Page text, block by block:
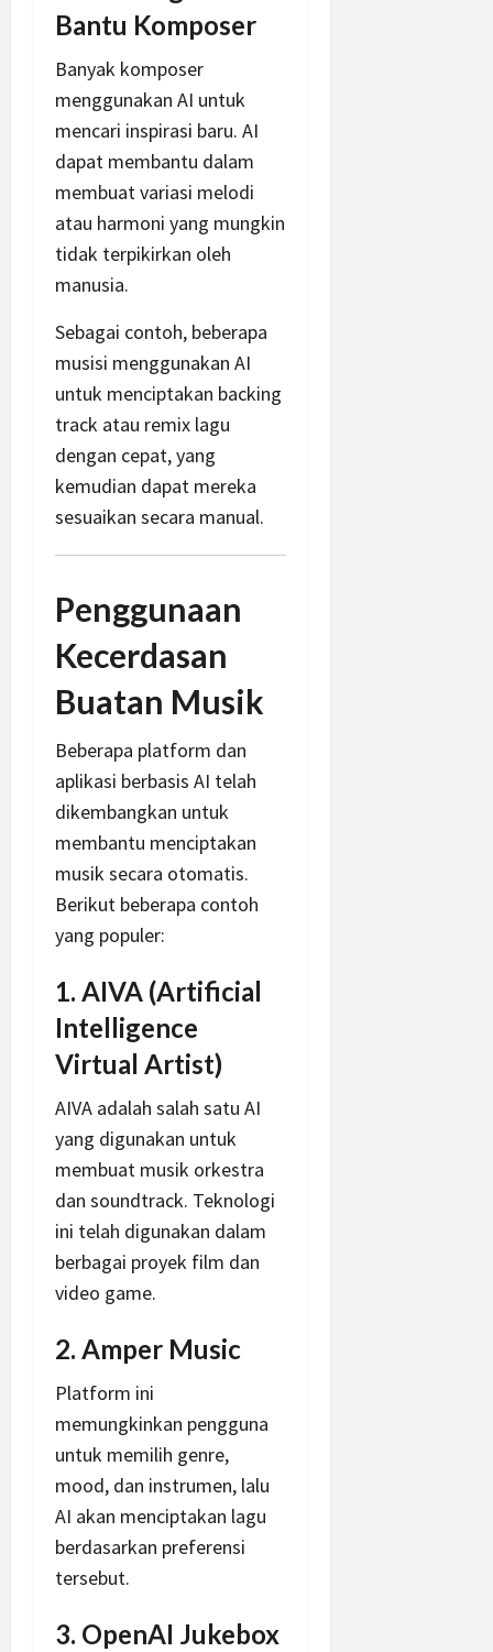
Bantu Komposer
Banyak komposer
menggunakan AI untuk
mencari inspirasi baru. AI
dapat membantu dalam
membuat variasi melodi
atau harmoni yang mungkin
tidak terpikirkan oleh
manusia.
Sebagai contoh, beberapa
musisi menggunakan AI
untuk menciptakan backing
track atau remix lagu
dengan cepat, yang
kemudian dapat mereka
sesuaikan secara manual.
Penggunaan
Kecerdasan
Buatan Musik
Beberapa platform dan
aplikasi berbasis AI telah
dikembangkan untuk
membantu menciptakan
musik secara otomatis.
Berikut beberapa contoh
yang populer:
1. AIVA (Artificial
Intelligence
Virtual Artist)
AIVA adalah salah satu AI
yang digunakan untuk
membuat musik orkestra
dan soundtrack. Teknologi
ini telah digunakan dalam
berbagai proyek film dan
video game.
2. Amper Music
Platform ini
memungkinkan pengguna
untuk memilih genre,
mood, dan instrumen, lalu
AI akan menciptakan lagu
berdasarkan preferensi
tersebut.
3. OpenAI Jukebox